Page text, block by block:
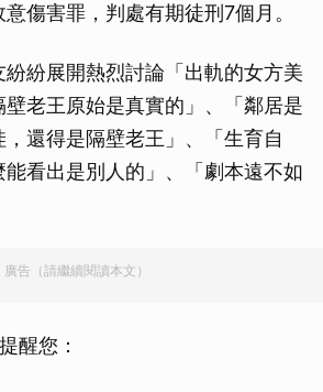
傷害罪，判處有期徒刑7個月。
紛展開熱烈討論「出軌的女方美
老王原始是真實的」、「鄰居是
還得是隔壁老王」、「生育自
看出是別人的」、「劇本遠不如
廣告（請繼續閱讀本文）
醒您：